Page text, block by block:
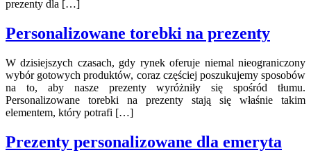
prezenty dla […]
Personalizowane torebki na prezenty
W dzisiejszych czasach, gdy rynek oferuje niemal nieograniczony
wybór gotowych produktów, coraz częściej poszukujemy sposobów
na to, aby nasze prezenty wyróżniły się spośród tłumu.
Personalizowane torebki na prezenty stają się właśnie takim
elementem, który potrafi […]
Prezenty personalizowane dla emeryta